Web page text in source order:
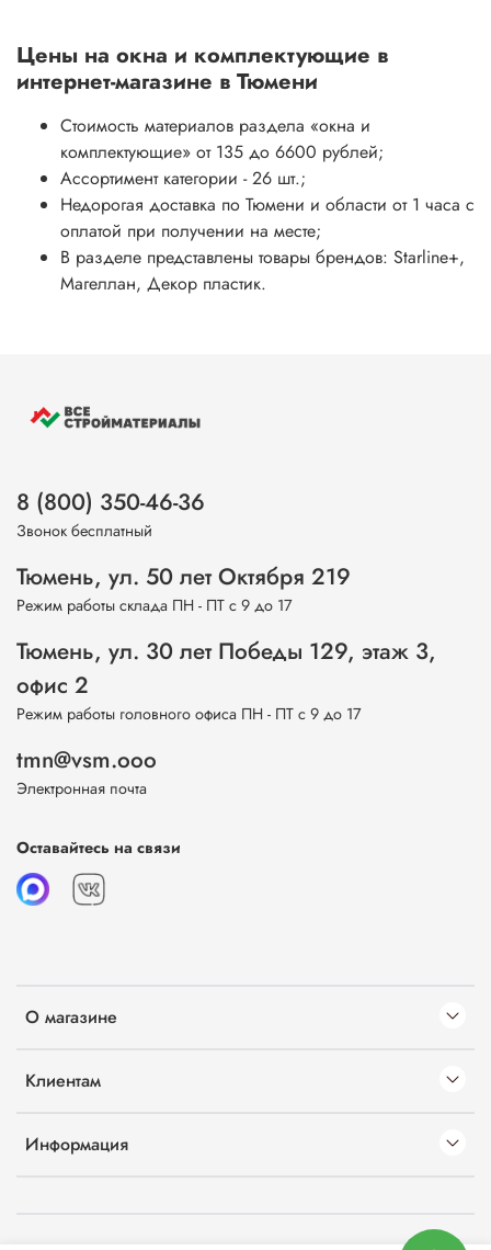
Цены на окна и комплектующие в
интернет-магазине в Тюмени
Стоимость материалов раздела «окна и
комплектующие» от 135 до 6600 рублей;
Ассортимент категории - 26 шт.;
Недорогая доставка по Тюмени и области от 1 часа с
оплатой при получении на месте;
В разделе представлены товары брендов: Starline+,
Магеллан, Декор пластик.
О магазине
Клиентам
Информация
8 (800) 350-46-36
Звонок бесплатный
Тюмень, ул. 50 лет Октября 219
Режим работы склада ПН - ПТ с 9 до 17
Тюмень, ул. 30 лет Победы 129, этаж 3,
офис 2
Режим работы головного офиса ПН - ПТ с 9 до 17
tmn@vsm.ooo
Электронная почта
Оставайтесь на связи